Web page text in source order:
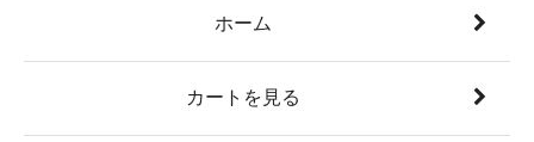
ホーム
カートを見る